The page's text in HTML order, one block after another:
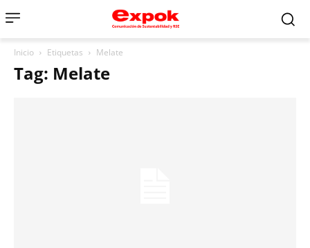
Inicio Etiquetas Melate
Tag: Melate